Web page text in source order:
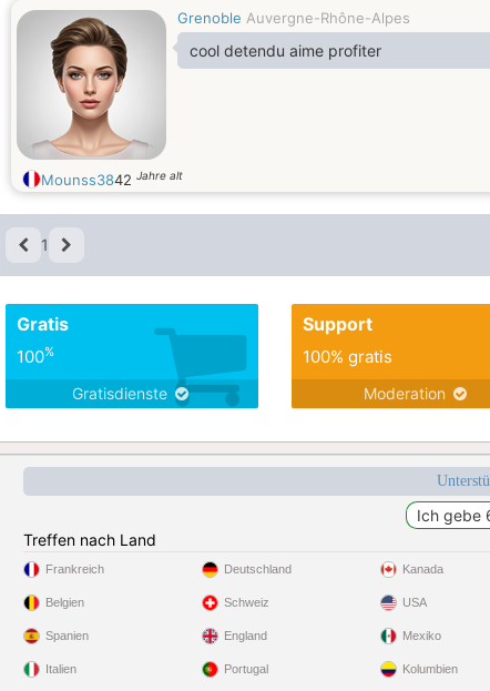
Grenoble Auvergne-Rhône-Alpes
cool detendu aime profiter
Mounss3842 Jahre alt
1
Gratis
100%
Gratisdienste
Support
100% gratis
Moderation
Treffen nach Land
Frankreich
Belgien
Spanien
Italien
Deutschland
Schweiz
England
Portugal
Kanada
USA
Mexiko
Kolumbien